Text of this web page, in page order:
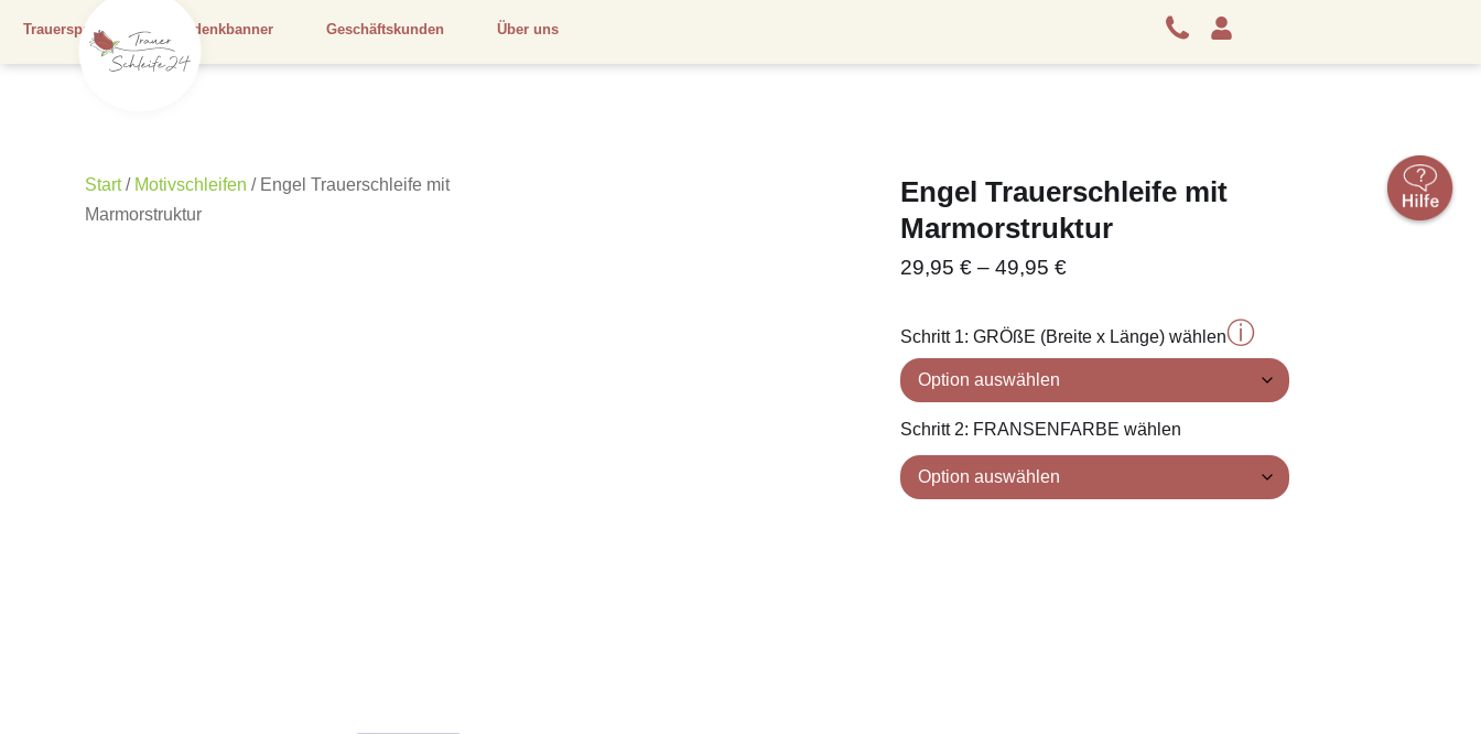
Trauersprüche Gedenkbanner Geschäftskunden Über uns
Start/ Motivschleifen / Engel Trauerschleife mit
Marmorstruktur
Engel Trauerschleife mit
Marmorstruktur
29,95 € – 49,95 €
Schritt 1: GRÖßE (Breite x Länge) wählenⓘ
Schritt 2: FRANSENFARBE wählen